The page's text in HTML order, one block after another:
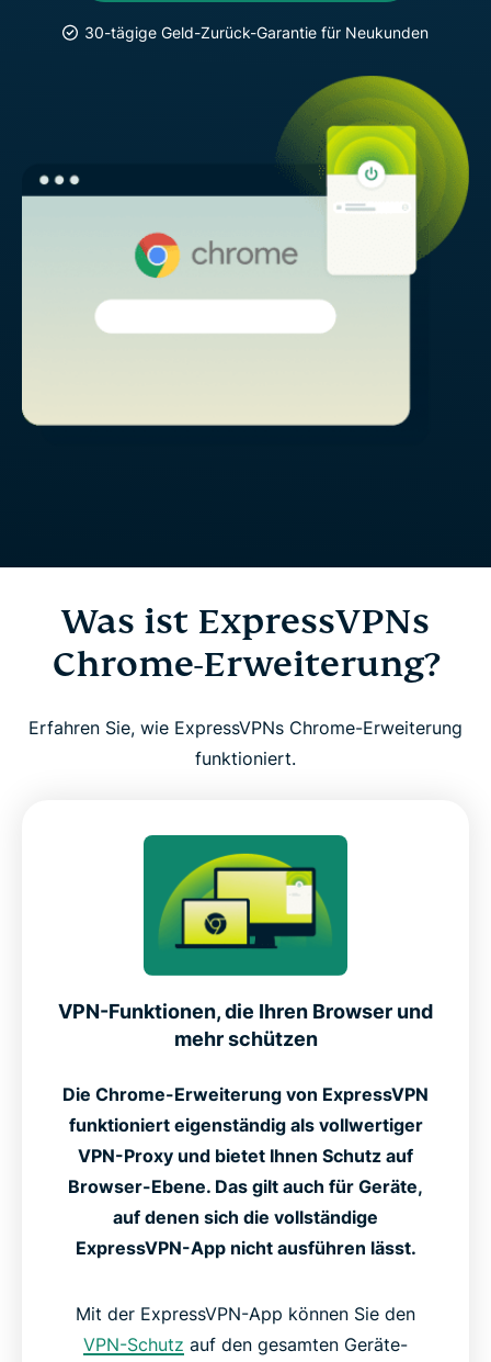
30-tägige Geld-Zurück-Garantie für Neukunden
Was ist ExpressVPNs
Chrome-Erweiterung?
Erfahren Sie, wie ExpressVPNs Chrome-Erweiterung
funktioniert.
VPN-Funktionen, die Ihren Browser und
mehr schützen
Die Chrome-Erweiterung von ExpressVPN
funktioniert eigenständig als vollwertiger
VPN-Proxy und bietet Ihnen Schutz auf
Browser-Ebene. Das gilt auch für Geräte,
auf denen sich die vollständige
ExpressVPN-App nicht ausführen lässt.
Mit der ExpressVPN-App können Sie den
VPN-Schutz auf den gesamten Geräte-